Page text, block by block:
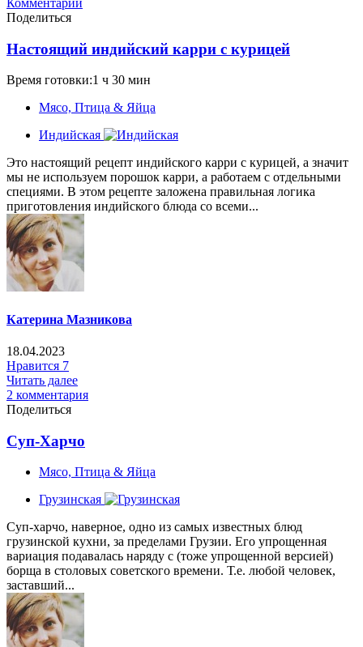
Поделиться
Настоящий индийский карри с курицей
Время готовки:1 ч 30 мин
Мясо, Птица & Яйца
Индийская
Это настоящий рецепт индийского карри с курицей, а значит
мы не используем порошок карри, а работаем с отдельными
специями. В этом рецепте заложена правильная логика
приготовления индийского блюда со всеми...
Катерина Мазникова
18.04.2023
Нравится 7
Читать далее
2 комментария
Поделиться
Суп-Харчо
Мясо, Птица & Яйца
Грузинская
Суп-харчо, наверное, одно из самых известных блюд
грузинской кухни, за пределами Грузии. Его упрощенная
вариация подавалась наряду с (тоже упрощенной версией)
борща в столовых советского времени. Т.е. любой человек,
заставший...